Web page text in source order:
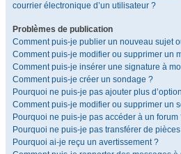
courrier électronique d’un utilisateur ?
Problèmes de publication
Comment puis-je publier un nouveau sujet
Comment puis-je modifier ou supprimer un
Comment puis-je insérer une signature à
Comment puis-je créer un sondage ?
Pourquoi ne puis-je pas ajouter plus
Comment puis-je modifier ou supprimer un
Pourquoi ne puis-je pas accéder à un forum
Pourquoi ne puis-je pas transférer de
Pourquoi ai-je reçu un avertissement ?